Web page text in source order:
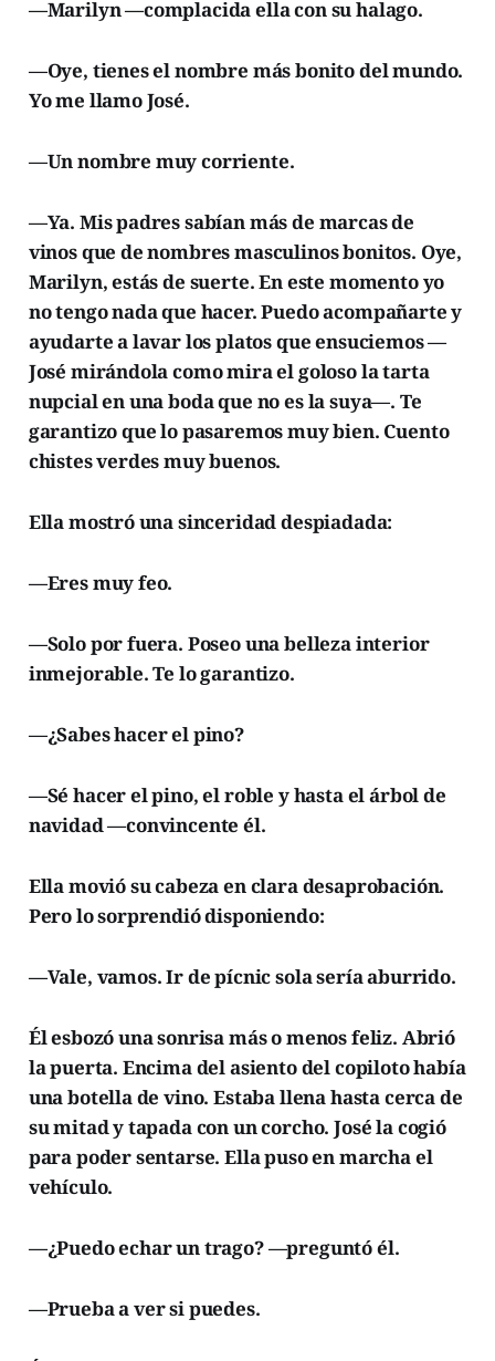
—Marilyn —complacida ella con su halago.
—Oye, tienes el nombre más bonito del mundo.
Yo me llamo José.
—Un nombre muy corriente.
—Ya. Mis padres sabían más de marcas de
vinos que de nombres masculinos bonitos. Oye,
Marilyn, estás de suerte. En este momento yo
no tengo nada que hacer. Puedo acompañarte y
ayudarte a lavar los platos que ensuciemos —
José mirándola como mira el goloso la tarta
nupcial en una boda que no es la suya—. Te
garantizo que lo pasaremos muy bien. Cuento
chistes verdes muy buenos.
Ella mostró una sinceridad despiadada:
—Eres muy feo.
—Solo por fuera. Poseo una belleza interior
inmejorable. Te lo garantizo.
—¿Sabes hacer el pino?
—Sé hacer el pino, el roble y hasta el árbol de
navidad —convincente él.
Ella movió su cabeza en clara desaprobación.
Pero lo sorprendió disponiendo:
—Vale, vamos. Ir de pícnic sola sería aburrido.
Él esbozó una sonrisa más o menos feliz. Abrió
la puerta. Encima del asiento del copiloto había
una botella de vino. Estaba llena hasta cerca de
su mitad y tapada con un corcho. José la cogió
para poder sentarse. Ella puso en marcha el
vehículo.
—¿Puedo echar un trago? —preguntó él.
—Prueba a ver si puedes.